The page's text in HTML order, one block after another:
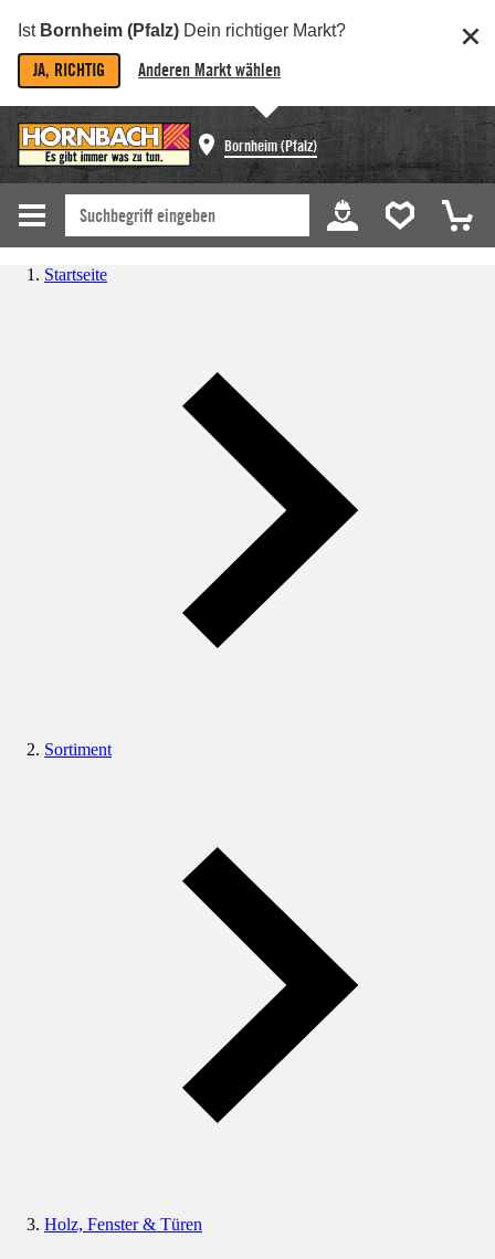
Ist Bornheim (Pfalz) Dein richtiger Markt?
JA, RICHTIG Anderen Markt wählen
Bornheim (Pfalz)
Startseite
Sortiment
Holz, Fenster & Türen